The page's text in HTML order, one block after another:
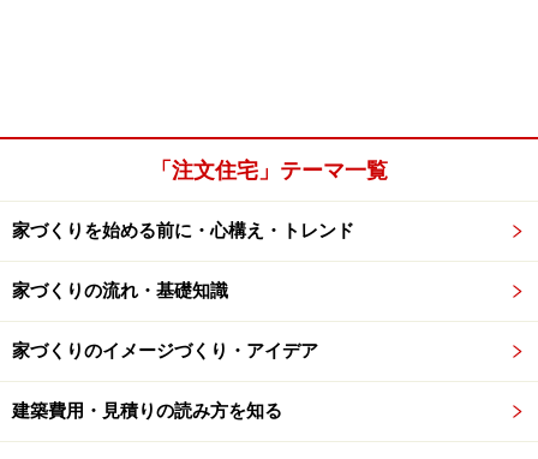
「注文住宅」テーマ一覧
家づくりを始める前に・心構え・トレンド
家づくりの流れ・基礎知識
家づくりのイメージづくり・アイデア
建築費用・見積りの読み方を知る